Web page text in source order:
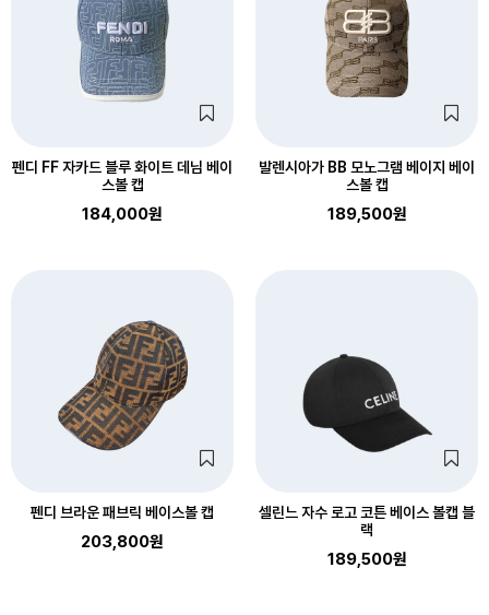
펜디 FF 자카드 블루 화이트 데님 베이
스볼 캡
184,000원
발렌시아가 BB 모노그램 베이지 베이
스볼 캡
189,500원
펜디 브라운 패브릭 베이스볼 캡
203,800원
셀린느 자수 로고 코튼 베이스 볼캡 블
랙
189,500원